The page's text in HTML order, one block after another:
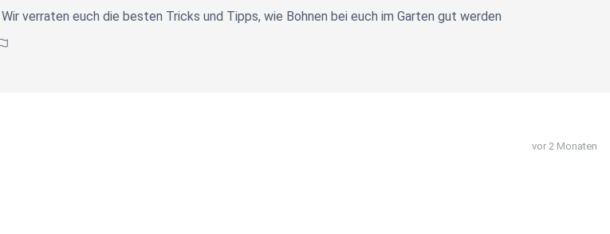
verraten euch die besten Tricks und Tipps, wie Bohnen bei euch im Garten gut werden
vor 2 Monaten